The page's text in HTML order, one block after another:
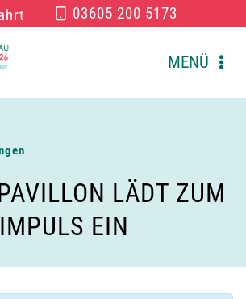
03605 200 5173
MENÜ
LÄDT ZUM
EIN